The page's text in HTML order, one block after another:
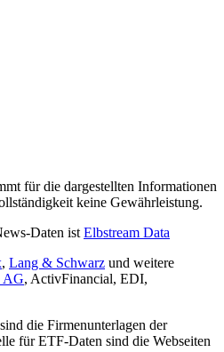
für die dargestellten Informationen
keine Gewährleistung.
Daten ist Elbstream Data
, Lang & Schwarz und weitere
AG, ActivFinancial, EDI,
die Firmenunterlagen der
für ETF-Daten sind die Webseiten